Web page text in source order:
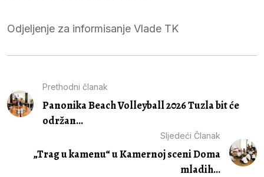
Odjeljenje za informisanje Vlade TK
Prethodni članak
Panonika Beach Volleyball 2026 Tuzla bit će
održan...
Sljedeći Članak
„Trag u kamenu“ u Kamernoj sceni Doma
mladih...